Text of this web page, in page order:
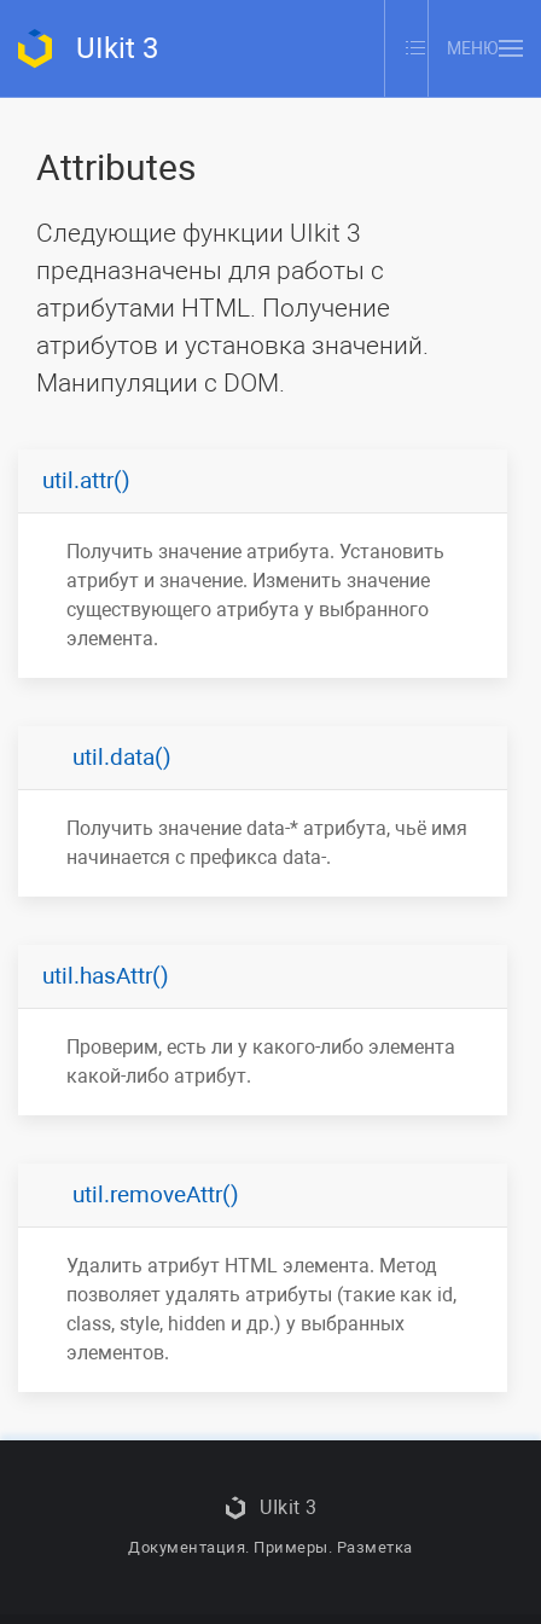
UIkit 3 МЕНЮ
Attributes
Следующие функции UIkit 3
предназначены для работы с
атрибутами HTML. Получение
атрибутов и установка значений.
Манипуляции с DOM.
util.attr()
Получить значение атрибута. Установить
атрибут и значение. Изменить значение
существующего атрибута у выбранного
элемента.
util.data()
Получить значение data-* атрибута, чьё имя
начинается с префикса data-.
util.hasAttr()
Проверим, есть ли у какого-либо элемента
какой-либо атрибут.
util.removeAttr()
Удалить атрибут HTML элемента. Метод
позволяет удалять атрибуты (такие как id,
class, style, hidden и др.) у выбранных
элементов.
UIkit 3
Документация. Примеры. Разметка